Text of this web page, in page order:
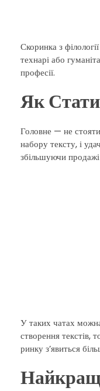
Скоринка з
технарі або
професії.
Як
Головне — не
набору тексту, і
збільшуючи продажі
У таких чатах
створення текстів,
ринку з’явиться